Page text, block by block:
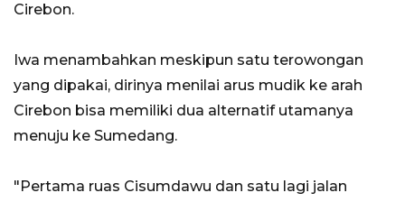
Cirebon.
Iwa menambahkan meskipun satu terowongan
yang dipakai, dirinya menilai arus mudik ke arah
Cirebon bisa memiliki dua alternatif utamanya
menuju ke Sumedang.
"Pertama ruas Cisumdawu dan satu lagi jalan